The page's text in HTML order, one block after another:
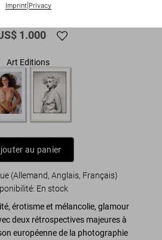
Imprint| Privacy
Rheims
1.000
Art Editions
au panier
(Allemand, Anglais, Français)
: En stock
érotisme et mélancolie, glamour
deux rétrospectives majeures à
européenne de la photographie